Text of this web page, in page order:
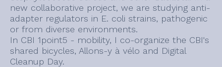
new collaborative project, we are studying anti-
adapter regulators in E. coli strains, pathogenic
or from diverse environments.
In CBI 1point5 - mobility, I co-organize the CBI's
shared bicycles, Allons-y à vélo and Digital
Cleanup Day.